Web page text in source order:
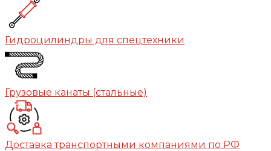
Гидроцилиндры для спецтехники
Грузовые канаты (стальные)
Доставка транспортными компаниями по РФ